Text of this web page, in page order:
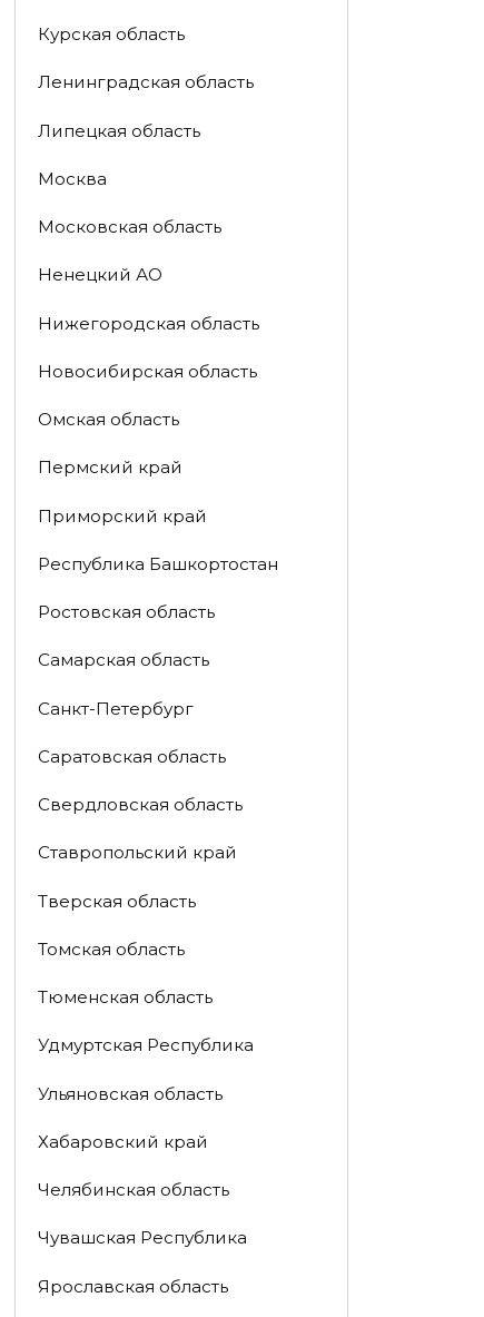
Курская область
Ленинградская область
Липецкая область
Москва
Московская область
Ненецкий АО
Нижегородская область
Новосибирская область
Омская область
Пермский край
Приморский край
Республика Башкортостан
Ростовская область
Самарская область
Санкт-Петербург
Саратовская область
Свердловская область
Ставропольский край
Тверская область
Томская область
Тюменская область
Удмуртская Республика
Ульяновская область
Хабаровский край
Челябинская область
Чувашская Республика
Ярославская область